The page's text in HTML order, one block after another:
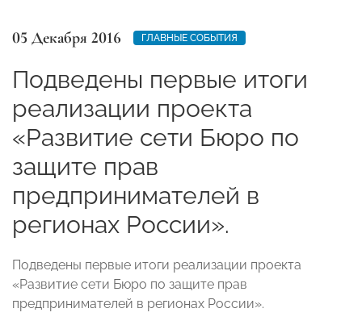
05 Декабря 2016 ГЛАВНЫЕ СОБЫТИЯ
Подведены первые итоги
реализации проекта
«Развитие сети Бюро по
защите прав
предпринимателей в
регионах России».
Подведены первые итоги реализации проекта
«Развитие сети Бюро по защите прав
предпринимателей в регионах России».